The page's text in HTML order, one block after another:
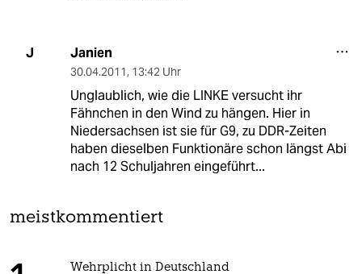
J Janien
30.04.2011, 13:42 Uhr
Unglaublich, wie die LINKE versucht ihr
Fähnchen in den Wind zu hängen. Hier in
Niedersachsen ist sie für G9, zu DDR-Zeiten
haben dieselben Funktionäre schon längst Abi
nach 12 Schuljahren eingeführt...
meistkommentiert
Wehrplicht in Deutschland